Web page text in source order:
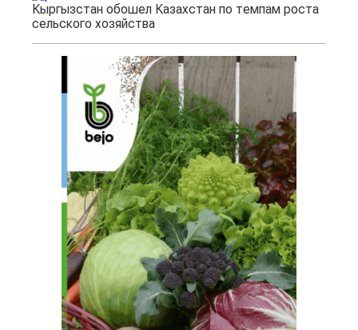
Кыргызстан обошел Казахстан по темпам роста
сельского хозяйства